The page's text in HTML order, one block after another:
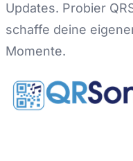
Updates. Probier
schaffe deine
Momente.